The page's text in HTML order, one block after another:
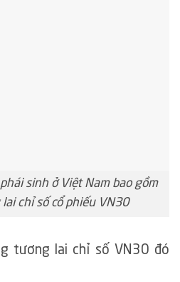
sinh ở Việt Nam bao gồm
chỉ số cổ phiếu VN30
tương lai chỉ số VN30 đó